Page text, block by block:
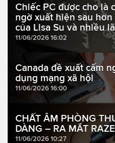
Chiếc PC được cho là
ngờ xuất hiện sau
của Lisa Su và nhiều
11/06/2026 16:02
Canada đề xuất cấm
dụng mạng xã hội
11/06/2026 16:00
CHẤT ÂM PHÒNG
DÀNG – RA MẮT
11/06/2026 10:27